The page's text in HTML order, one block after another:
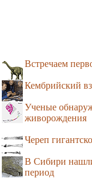
Встречаем
Кембрийский
Ученые
живорождения
Череп
В Сибири
период